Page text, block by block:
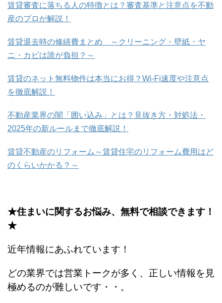
賃貸審査に落ちる人の特徴とは？審査基準と注意点を不動
産のプロが解説！
賃貸退去時の修繕費まとめ ～クリーニング・壁紙・ヤ
ニ・カビは誰が負担？～
賃貸のネット無料物件は本当にお得？Wi-Fi速度や注意点
を徹底解説！
不動産業界の闇「囲い込み」とは？見抜き方・対処法・
2025年の新ルールまで徹底解説！
賃貸不動産のリフォーム～賃貸住宅のリフォーム費用はど
のくらいかかる？～
★住まいに関するお悩み、無料で相談できます！
★
近年情報にあふれています！
どの業界では営業トークが多く、正しい情報を見
極めるのが難しいです・・。